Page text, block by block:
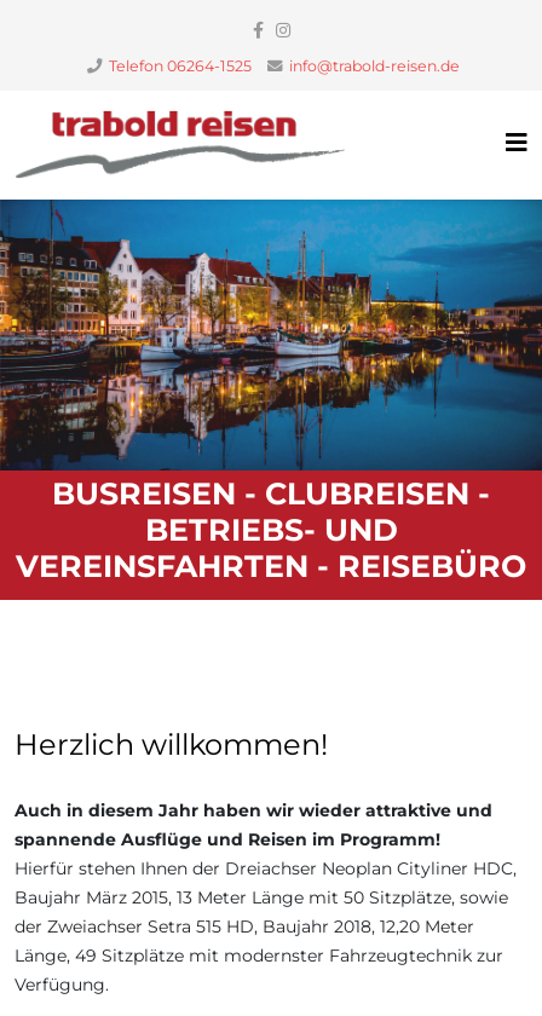
Telefon 06264-1525 info@trabold-reisen.de
BUSREISEN - CLUBREISEN -
BETRIEBS- UND
VEREINSFAHRTEN - REISEBÜRO
Herzlich willkommen!
Auch in diesem Jahr haben wir wieder attraktive und
spannende Ausflüge und Reisen im Programm!
Hierfür stehen Ihnen der Dreiachser Neoplan Cityliner HDC,
Baujahr März 2015, 13 Meter Länge mit 50 Sitzplätze, sowie
der Zweiachser Setra 515 HD, Baujahr 2018, 12,20 Meter
Länge, 49 Sitzplätze mit modernster Fahrzeugtechnik zur
Verfügung.